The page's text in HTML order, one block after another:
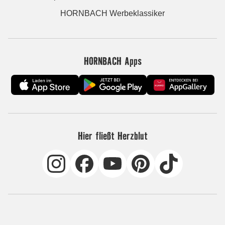
HORNBACH Werbeklassiker
HORNBACH Apps
Hier fließt Herzblut